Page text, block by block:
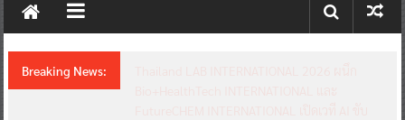
New
Breaking News: